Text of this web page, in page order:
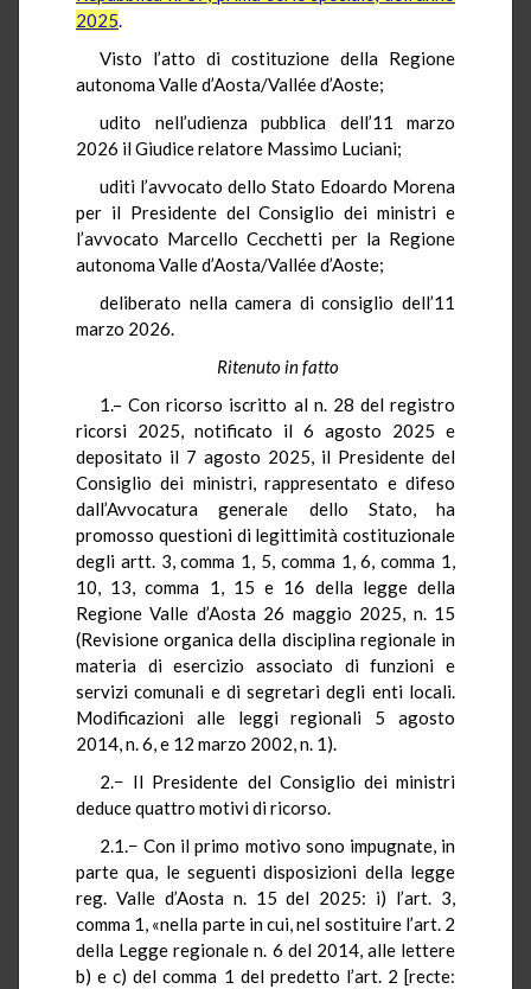
2025.
Visto l’atto di costituzione della Regione
autonoma Valle d’Aosta/Vallée d’Aoste;
udito nell’udienza pubblica dell’11 marzo
2026 il Giudice relatore Massimo Luciani;
uditi l’avvocato dello Stato Edoardo Morena
per il Presidente del Consiglio dei ministri e
l’avvocato Marcello Cecchetti per la Regione
autonoma Valle d’Aosta/Vallée d’Aoste;
deliberato nella camera di consiglio dell’11
marzo 2026.
Ritenuto in fatto
1.– Con ricorso iscritto al n. 28 del registro
ricorsi 2025, notificato il 6 agosto 2025 e
depositato il 7 agosto 2025, il Presidente del
Consiglio dei ministri, rappresentato e difeso
dall’Avvocatura generale dello Stato, ha
promosso questioni di legittimità costituzionale
degli artt. 3, comma 1, 5, comma 1, 6, comma 1,
10, 13, comma 1, 15 e 16 della legge della
Regione Valle d’Aosta 26 maggio 2025, n. 15
(Revisione organica della disciplina regionale in
materia di esercizio associato di funzioni e
servizi comunali e di segretari degli enti locali.
Modificazioni alle leggi regionali 5 agosto
2014, n. 6, e 12 marzo 2002, n. 1).
2.− Il Presidente del Consiglio dei ministri
deduce quattro motivi di ricorso.
2.1.− Con il primo motivo sono impugnate, in
parte qua, le seguenti disposizioni della legge
reg. Valle d’Aosta n. 15 del 2025: i) l’art. 3,
comma 1, «nella parte in cui, nel sostituire l’art. 2
della Legge regionale n. 6 del 2014, alle lettere
b) e c) del comma 1 del predetto l’art. 2 [recte: